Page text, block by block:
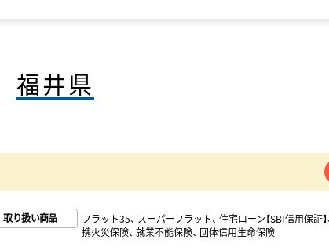
福井県
取り扱い商品 フラット35 スーパーフラット 住宅ローン【SBI信用保証】
携火災保険 就業不能保険 団体信用生命保険